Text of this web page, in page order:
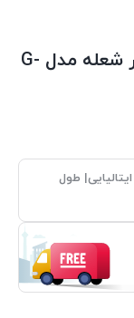
اجاق گاز رومیزی استیل البرز چهار شعله‌ مدل G-
طول